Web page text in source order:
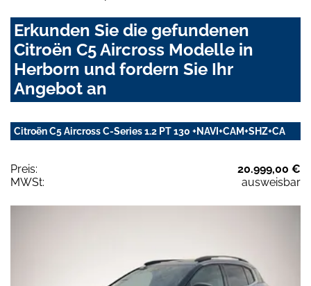
Erkunden Sie die gefundenen
Citroën C5 Aircross Modelle in
Herborn und fordern Sie Ihr
Angebot an
Citroën C5 Aircross C-Series 1.2 PT 130 +NAVI+CAM+SHZ+CA
Preis:
20.999,00 €
MWSt:
ausweisbar